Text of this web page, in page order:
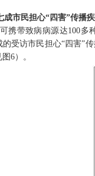
成市民担心“四害”传播
携带致病病源达100
受访市民担心“四害”
6）。